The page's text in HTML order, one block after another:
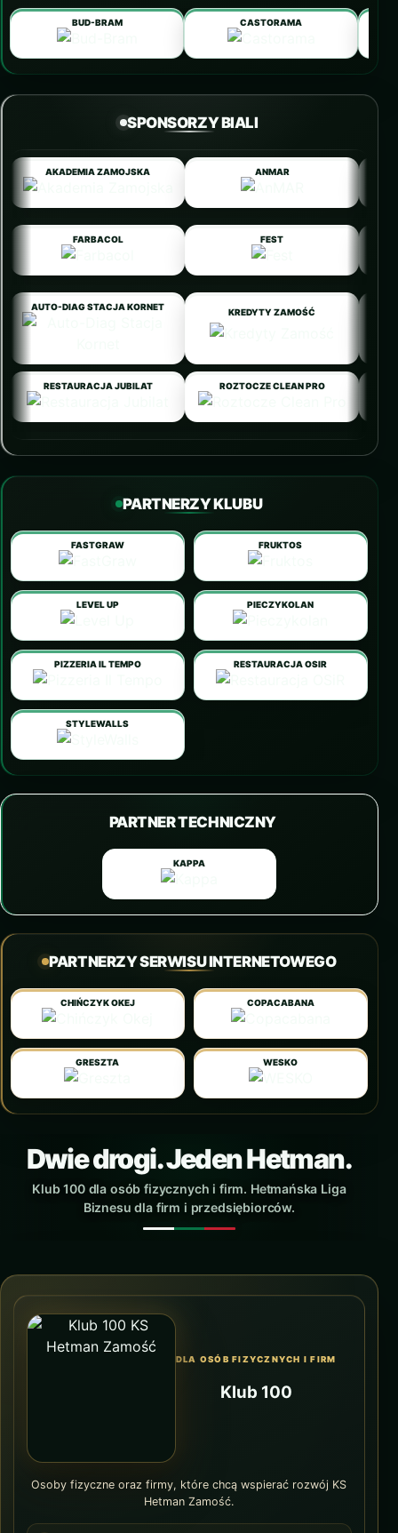
BUD-BRAM CASTORAMA
SPONSORZY BIALI
AKADEMIA ZAMOJSKA ANMAR
FARBACOL FEST
AUTO-DIAG STACJA KORNET KREDYTY ZAMOŚĆ
RESTAURACJA JUBILAT ROZTOCZE CLEAN PRO
PARTNERZY KLUBU
FASTGRAW FRUKTOS
LEVEL UP PIECZYKOLAN
PIZZERIA IL TEMPO RESTAURACJA OSIR
STYLEWALLS
PARTNER TECHNICZNY
KAPPA
PARTNERZY SERWISU INTERNETOWEGO
CHIŃCZYK OKEJ COPACABANA
GRESZTA WESKO
Dwie drogi. Jeden Hetman.
Klub 100 dla osób fizycznych i firm. Hetmańska Liga
Biznesu dla firm i przedsiębiorców.
DLA OSÓB FIZYCZNYCH I FIRM
Klub 100
Osoby fizyczne oraz firmy, które chcą wspierać rozwój KS
Hetman Zamość.